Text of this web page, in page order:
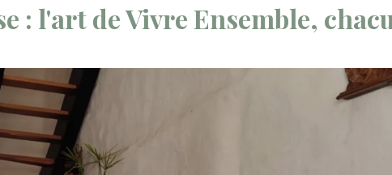
: l'art de Vivre Ensemble,